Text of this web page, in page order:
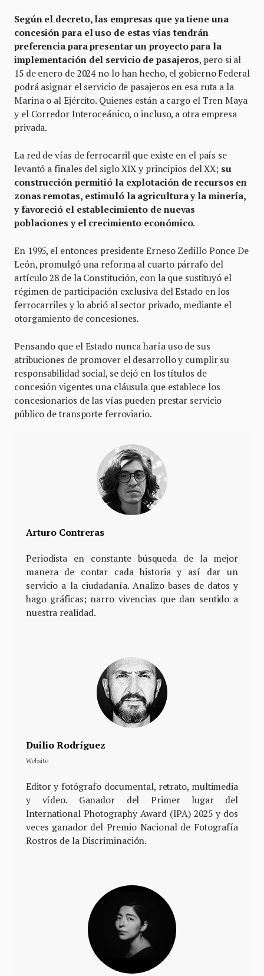
Según el decreto, las empresas que ya tiene una
concesión para el uso de estas vías tendrán
preferencia para presentar un proyecto para la
implementación del servicio de pasajeros, pero si al
15 de enero de 2024 no lo han hecho, el gobierno Federal
podrá asignar el servicio de pasajeros en esa ruta a la
Marina o al Ejército. Quienes están a cargo el Tren Maya
y el Corredor Interoceánico, o incluso, a otra empresa
privada.
La red de vías de ferrocarril que existe en el país se
levantó a finales del siglo XIX y principios del XX; su
construcción permitió la explotación de recursos en
zonas remotas, estimuló la agricultura y la minería,
y favoreció el establecimiento de nuevas
poblaciones y el crecimiento económico.
En 1995, el entonces presidente Erneso Zedillo Ponce De
León, promulgó una reforma al cuarto párrafo del
artículo 28 de la Constitución, con la que sustituyó el
régimen de participación exclusiva del Estado en los
ferrocarriles y lo abrió al sector privado, mediante el
otorgamiento de concesiones.
Pensando que el Estado nunca haría uso de sus
atribuciones de promover el desarrollo y cumplir su
responsabilidad social, se dejó en los títulos de
concesión vigentes una cláusula que establece los
concesionarios de las vías pueden prestar servicio
público de transporte ferroviario.
Arturo Contreras
Periodista en constante búsqueda de la mejor
manera de contar cada historia y así dar un
servicio a la ciudadanía. Analizo bases de datos y
hago gráficas; narro vivencias que dan sentido a
nuestra realidad.
Duilio Rodríguez
Website
Editor y fotógrafo documental, retrato, multimedia
y vídeo. Ganador del Primer lugar del
International Photography Award (IPA) 2025 y dos
veces ganador del Premio Nacional de Fotografía
Rostros de la Discriminación.